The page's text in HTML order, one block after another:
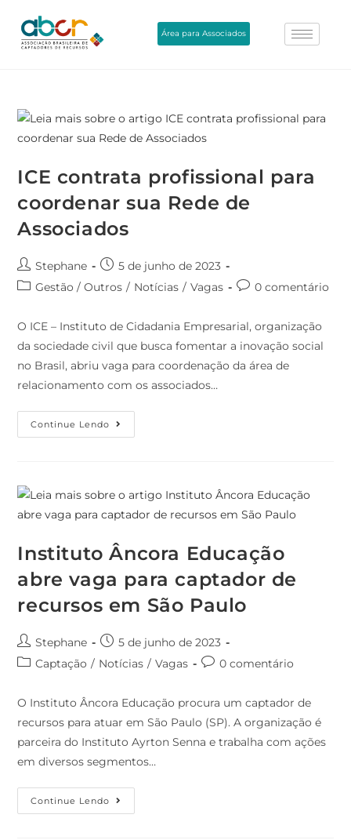
Área para Associados
ICE contrata profissional para
coordenar sua Rede de
Associados
Stephane
5 de junho de 2023
Gestão / Outros / Notícias / Vagas 0 comentário
O ICE – Instituto de Cidadania Empresarial, organização
da sociedade civil que busca fomentar a inovação social
no Brasil, abriu vaga para coordenação da área de
relacionamento com os associados…
Continue Lendo
Instituto Âncora Educação
abre vaga para captador de
recursos em São Paulo
Stephane
5 de junho de 2023
Captação / Notícias / Vagas 0 comentário
O Instituto Âncora Educação procura um captador de
recursos para atuar em São Paulo (SP). A organização é
parceira do Instituto Ayrton Senna e trabalha com ações
em diversos segmentos…
Continue Lendo